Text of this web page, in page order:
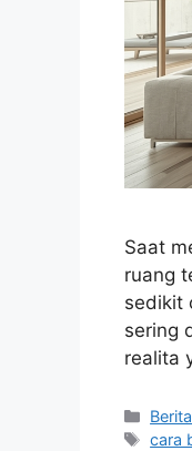
Saat
ruang
sedikit
sering
realita
C
a
T
cara